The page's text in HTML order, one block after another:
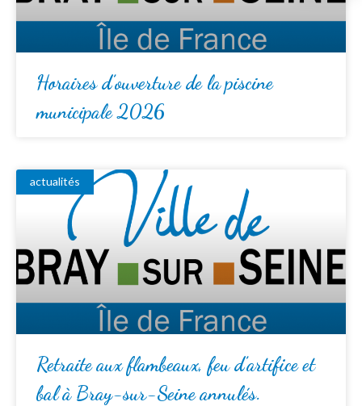
Horaires d’ouverture de la piscine
municipale 2026
actualités
Retraite aux flambeaux, feu d’artifice et
bal à Bray-sur-Seine annulés.